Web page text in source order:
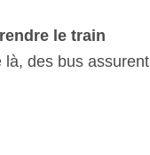
le train
là, des bus assurent